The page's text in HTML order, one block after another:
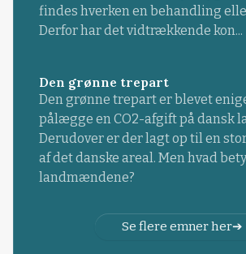
findes hverken en behandling
Derfor har det vidtrækkende kon...
Den grønne trepart
Den grønne trepart er blevet
pålægge en CO2-afgift på dansk
Derudover er der lagt op til en
af det danske areal. Men hvad
landmændene?
Se flere emner her